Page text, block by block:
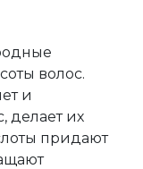
волос.
и
делает их
придают